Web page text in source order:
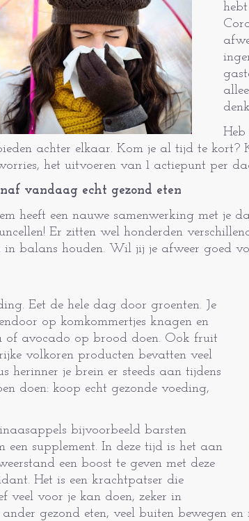
achter elkaar. Kom je al tijd te
het uitvoeren van 1 actiepunt per
vandaag echt gezond eten
heeft een nauwe samenwerking met je
Er zitten wel honderden
in balans houden. Wil jij je afweer goed
Eet de hele dag door groenten. Je
op komkommertjes knagen en
of avocado op brood doen. Ook fruit
volkoren producten bevatten veel
herinner je brein er steeds aan tijdens
doen: koop echt gezonde voeding,
bijvoorbeeld barsten
een supplement. In deze tijd is het aan
een boost te geven met deze
Het is een krachtpatser die
veel voor je kan doen, zeker in
gezond eten, veel buiten bewegen